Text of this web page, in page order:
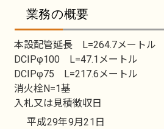
業務の概要
本設配管延長 L=264.7メートル
DCIPφ100 L=47.1メートル
DCIPφ75 L=217.6メートル
消火栓N=1基
入札又は見積徴収日
平成29年9月21日